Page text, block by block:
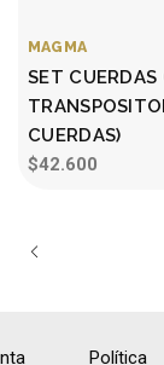
MAGMA
SET
CUERDAS)
$42.600
Política